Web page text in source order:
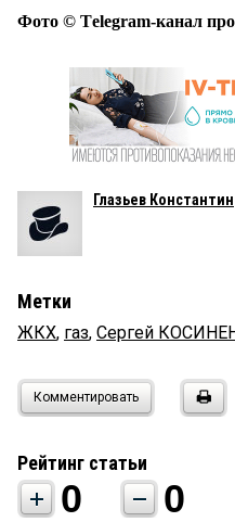
Фото © Тelegram-канал
Глазьев Константин
Метки
ЖКХ, газ, Сергей
Комментировать
Рейтинг статьи
0 0